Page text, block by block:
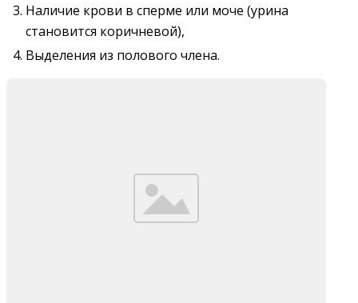
Наличие крови в сперме или моче (урина
становится коричневой),
Выделения из полового члена.